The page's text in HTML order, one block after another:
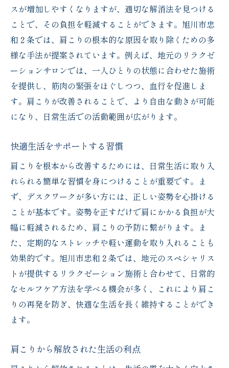
スが増加しやすくなりますが、適切な解消法を見つける
ことで、その負担を軽減することができます。旭川市忠
和２条では、肩こりの根本的な原因を取り除くための多
様な手法が提案されています。例えば、地元のリラクゼ
ーションサロンでは、一人ひとりの状態に合わせた施術
を提供し、筋肉の緊張をほぐしつつ、血行を促進しま
す。肩こりが改善されることで、より自由な動きが可能
になり、日常生活での活動範囲が広がります。
快適生活をサポートする習慣
肩こりを根本から改善するためには、日常生活に取り入
れられる簡単な習慣を身につけることが重要です。ま
ず、デスクワークが多い方には、正しい姿勢を心掛ける
ことが基本です。姿勢を正すだけで肩にかかる負担が大
幅に軽減されるため、肩こりの予防に繋がります。ま
た、定期的なストレッチや軽い運動を取り入れることも
効果的です。旭川市忠和２条では、地元のスペシャリス
トが提供するリラクゼーション施術と合わせて、日常的
なセルフケア方法を学べる機会が多く、これにより肩こ
りの再発を防ぎ、快適な生活を長く維持することができ
ます。
肩こりから解放された生活の利点